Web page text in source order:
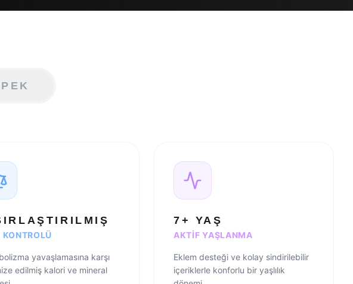
KONTROLÜ
yavaşlamasına karşı
edilmiş kalori ve mineral
7+ YAŞ
AKTIF YAŞLANMA
Eklem desteği ve kolay sindirilebilir
içeriklerle konforlu bir yaşlılık